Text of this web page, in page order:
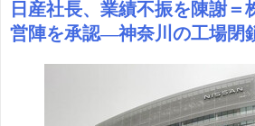
日産社長、業績不振を陳謝＝
営陣を承認―神奈川の工場閉